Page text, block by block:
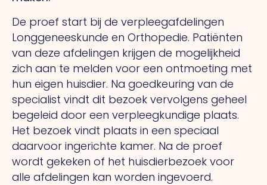
De proef start bij de verpleegafdelingen
Longgeneeskunde en Orthopedie. Patiënten
van deze afdelingen krijgen de mogelijkheid
zich aan te melden voor een ontmoeting met
hun eigen huisdier. Na goedkeuring van de
specialist vindt dit bezoek vervolgens geheel
begeleid door een verpleegkundige plaats.
Het bezoek vindt plaats in een speciaal
daarvoor ingerichte kamer. Na de proef
wordt gekeken of het huisdierbezoek voor
alle afdelingen kan worden ingevoerd.